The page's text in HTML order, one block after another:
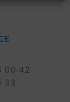
00 42
33